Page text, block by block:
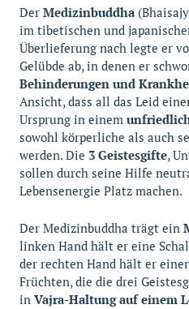
Der Medizinbuddha
im tibetischen und
Überlieferung nach legte er
Gelübde ab, in denen er
Behinderungen und
Ansicht, dass all das Leid
Ursprung in einem
sowohl körperliche als auch
werden. Die 3 Geistesgifte,
sollen durch seine Hilfe
Lebensenergie Platz machen.
Der Medizinbuddha trägt ein
linken Hand hält er eine
der rechten Hand hält er
Früchten, die die drei
in Vajra-Haltung auf einem